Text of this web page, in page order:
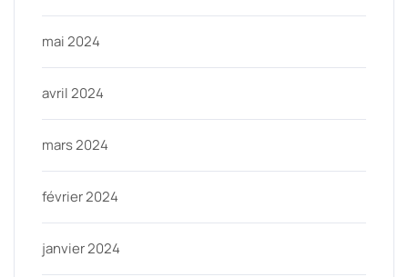
mai 2024
avril 2024
mars 2024
février 2024
janvier 2024